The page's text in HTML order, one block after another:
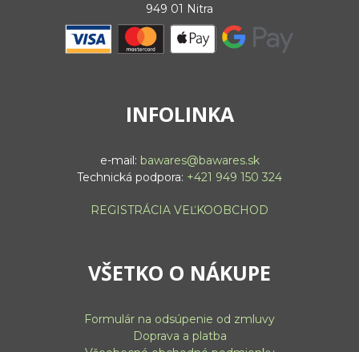
949 01 Nitra
INFOLINKA
e-mail: bawares@bawares.sk
Technická podpora: +421 949 150 324
REGISTRÁCIA VEĽKOOBCHOD
VŠETKO O NÁKUPE
Formulár na odsúpenie od zmluvy
Doprava a platba